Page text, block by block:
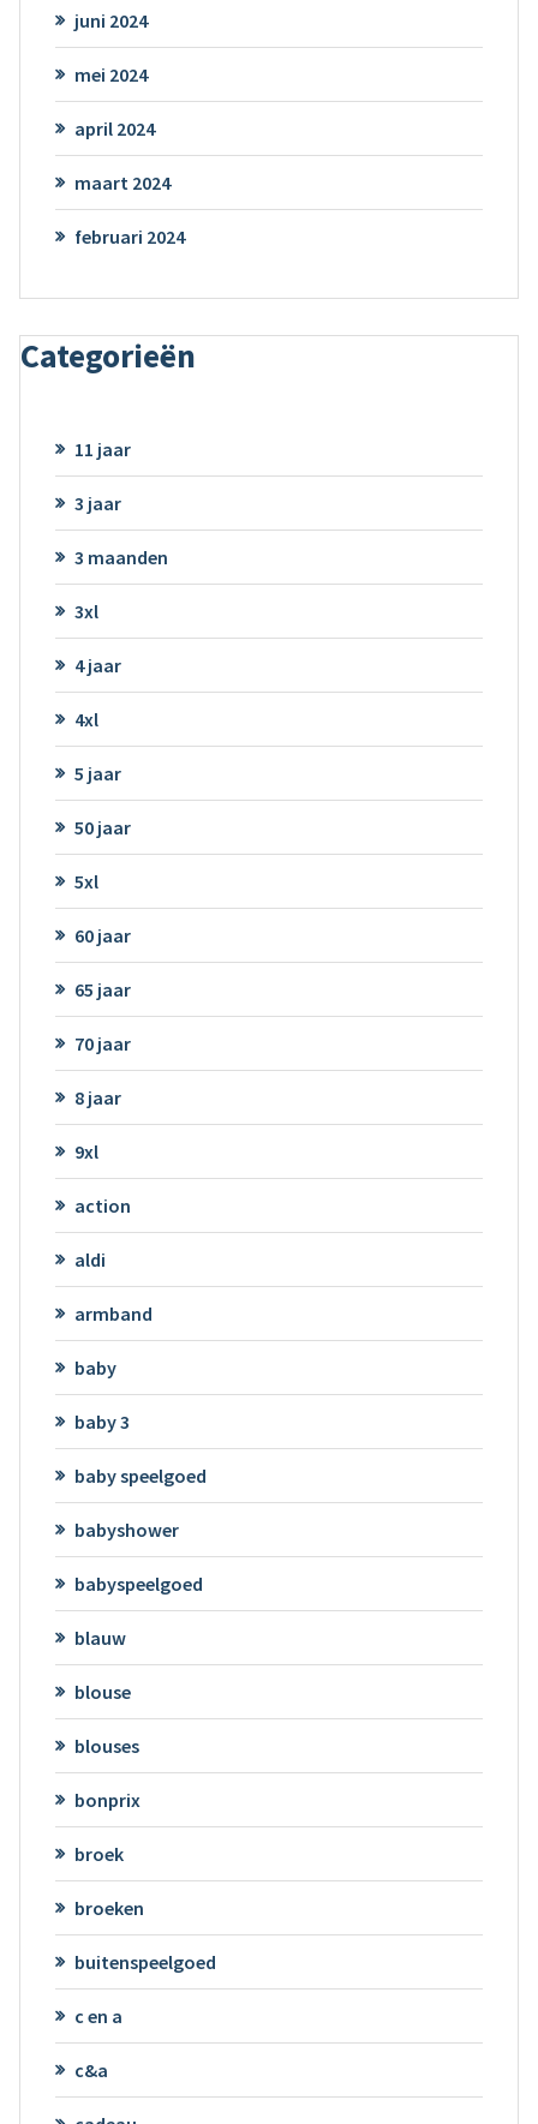
juni 2024
mei 2024
april 2024
maart 2024
februari 2024
Categorieën
11 jaar
3 jaar
3 maanden
3xl
4 jaar
4xl
5 jaar
50 jaar
5xl
60 jaar
65 jaar
70 jaar
8 jaar
9xl
action
aldi
armband
baby
baby 3
baby speelgoed
babyshower
babyspeelgoed
blauw
blouse
blouses
bonprix
broek
broeken
buitenspeelgoed
c en a
c&a